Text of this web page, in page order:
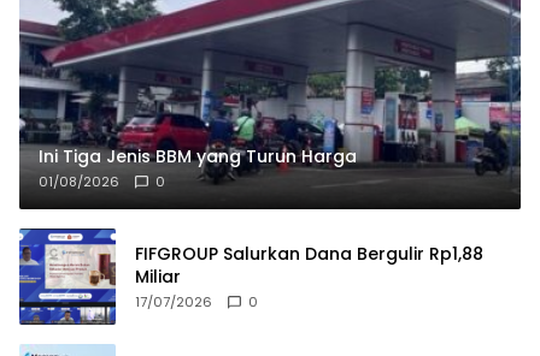
Ini Tiga Jenis BBM yang Turun Harga
01/08/2026 0
FIFGROUP Salurkan Dana Bergulir Rp1,88
Miliar
17/07/2026 0